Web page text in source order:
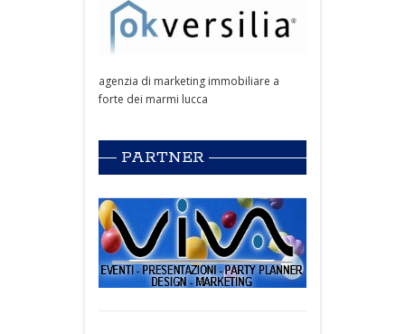
agenzia di marketing immobiliare a
forte dei marmi lucca
PARTNER